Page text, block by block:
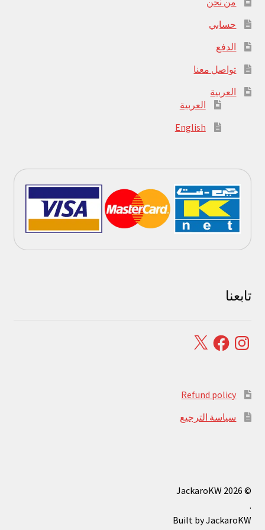
حسابي
الدفع
تواصل معنا
العربية
العربية
English
تابعنا
Instagram
Facebook
X
Refund policy
سياسة الترجيع
© JackaroKW 2026
.